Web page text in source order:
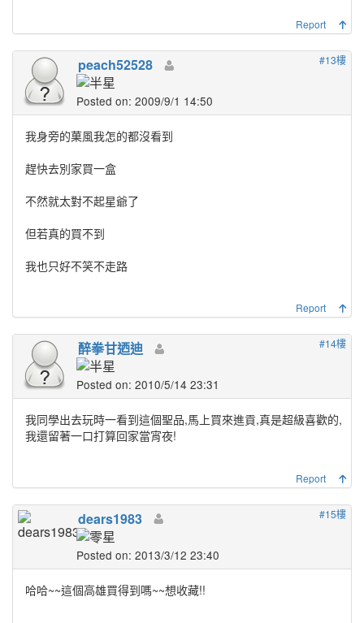
Report
#13樓
peach52528
Posted on: 2009/9/1 14:50
我身旁的菓風我怎的都沒看到
趕快去別家買一盒
不然就太對不起星爺了
但若真的買不到
我也只好不笑不走路
Report
#14樓
醉拳甘迺迪
Posted on: 2010/5/14 23:31
我同學出去玩時一看到這個聖品,馬上買來進貢,真是超級喜歡的,
我還留著一口打算回家當宵夜!
Report
#15樓
dears1983
Posted on: 2013/3/12 23:40
哈哈~~這個高雄買得到嗎~~想收藏!!